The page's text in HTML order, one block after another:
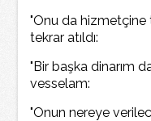
"Onu da
tekrar atıldı:
"Bir başka dinarım
vesselam:
"Onun nereye